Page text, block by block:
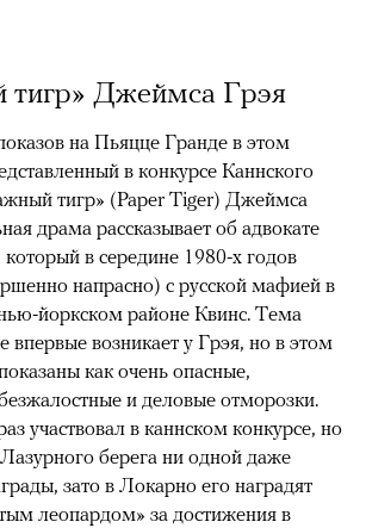
Джеймса Грэя
на Пьяцце Гранде в этом
в конкурсе Каннского
тигр» (Paper Tiger) Джеймса
драма рассказывает об адвокате
в середине 1980-х годов
напрасно) с русской мафией в
йоркском районе Квинс. Тема
впервые возникает у Грэя, но в этом
как очень опасные,
и деловые отморозки.
участвовал в каннском конкурсе, но
берега ни одной даже
зато в Локарно его наградят
леопардом» за достижения в